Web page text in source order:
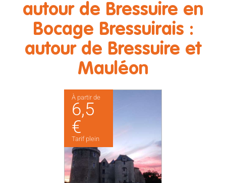
autour de Bressuire en
Bocage Bressuirais :
autour de Bressuire et
Mauléon
À partir de
6,5
€
Tarif plein